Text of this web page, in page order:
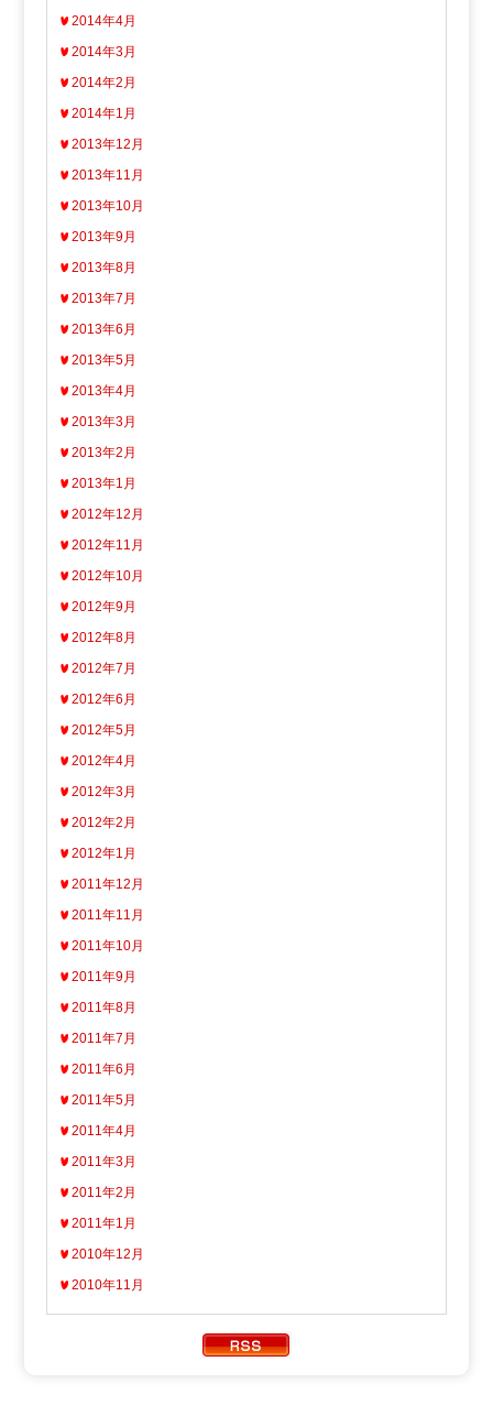
2014年4月
2014年3月
2014年2月
2014年1月
2013年12月
2013年11月
2013年10月
2013年9月
2013年8月
2013年7月
2013年6月
2013年5月
2013年4月
2013年3月
2013年2月
2013年1月
2012年12月
2012年11月
2012年10月
2012年9月
2012年8月
2012年7月
2012年6月
2012年5月
2012年4月
2012年3月
2012年2月
2012年1月
2011年12月
2011年11月
2011年10月
2011年9月
2011年8月
2011年7月
2011年6月
2011年5月
2011年4月
2011年3月
2011年2月
2011年1月
2010年12月
2010年11月